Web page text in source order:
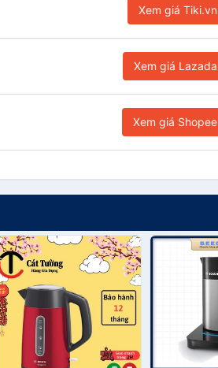
Xem giá Tiki.vn
Xem giá Lazada
Xem giá Shopee